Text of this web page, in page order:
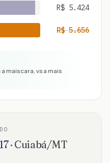
R$ 5.424
R$5.656
mais cara, vs a mais
· Cuiabá/MT